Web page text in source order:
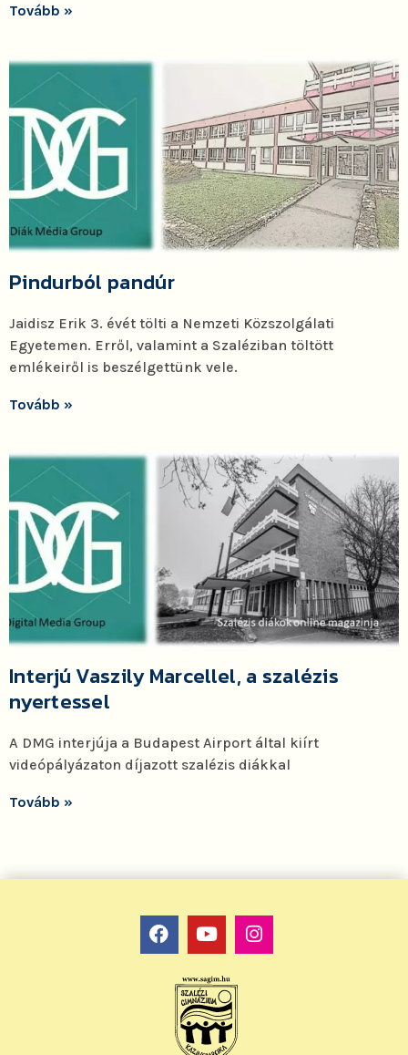
Tovább »
Pindurból pandúr
Jaidisz Erik 3. évét tölti a Nemzeti Közszolgálati
Egyetemen. Erről, valamint a Szaléziban töltött
emlékeiről is beszélgettünk vele.
Tovább »
Interjú Vaszily Marcellel, a szalézis
nyertessel
A DMG interjúja a Budapest Airport által kiírt
videópályázaton díjazott szalézis diákkal
Tovább »